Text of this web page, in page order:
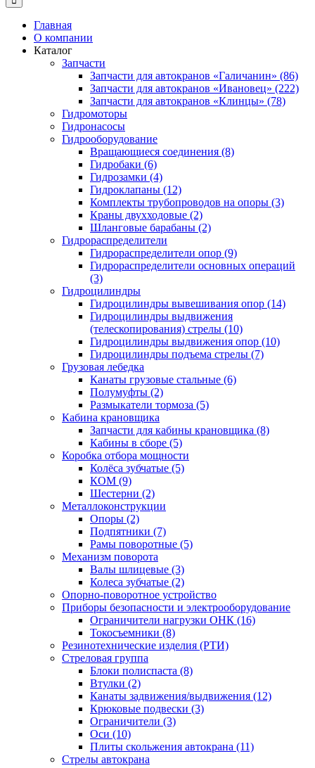
Главная
О компании
Каталог
Запчасти
Запчасти для автокранов «Галичанин» (86)
Запчасти для автокранов «Ивановец» (222)
Запчасти для автокранов «Клинцы» (78)
Гидромоторы
Гидронасосы
Гидрооборудование
Вращающиеся соединения (8)
Гидробаки (6)
Гидрозамки (4)
Гидроклапаны (12)
Комплекты трубопроводов на опоры (3)
Краны двухходовые (2)
Шланговые барабаны (2)
Гидрораспределители
Гидрораспределители опор (9)
Гидрораспределители основных операций
(3)
Гидроцилиндры
Гидроцилиндры вывешивания опор (14)
Гидроцилиндры выдвижения
(телескопирования) стрелы (10)
Гидроцилиндры выдвижения опор (10)
Гидроцилиндры подъема стрелы (7)
Грузовая лебедка
Канаты грузовые стальные (6)
Полумуфты (2)
Размыкатели тормоза (5)
Кабина крановщика
Запчасти для кабины крановщика (8)
Кабины в сборе (5)
Коробка отбора мощности
Колёса зубчатые (5)
КОМ (9)
Шестерни (2)
Металлоконструкции
Опоры (2)
Подпятники (7)
Рамы поворотные (5)
Механизм поворота
Валы шлицевые (3)
Колеса зубчатые (2)
Опорно-поворотное устройство
Приборы безопасности и электрооборудование
Ограничители нагрузки ОНК (16)
Токосъемники (8)
Резинотехнические изделия (РТИ)
Стреловая группа
Блоки полиспаста (8)
Втулки (2)
Канаты задвижения/выдвижения (12)
Крюковые подвески (3)
Ограничители (3)
Оси (10)
Плиты скольжения автокрана (11)
Стрелы автокрана